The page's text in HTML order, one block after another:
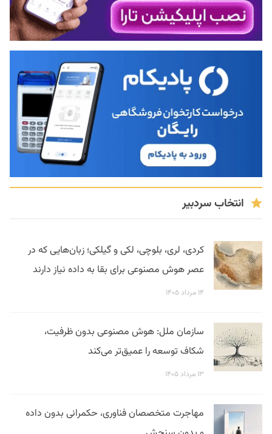
انتخاب سردبیر
کردی، لری، بلوچی، لکی و گیلکی؛ زبان‌هایی که در
عصر هوش مصنوعی برای بقا به داده نیاز دارند
۱۴ مرداد ۱۴۰۵
سازمان ملل: هوش مصنوعی بدون ظرفیت،
شکاف توسعه را عمیق‌تر می‌کند
۱۳ مرداد ۱۴۰۵
مهاجرت متخصصان فناوری، حکمرانی بدون داده